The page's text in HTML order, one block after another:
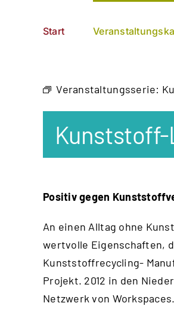
Start
Veranstaltungsserie:
Kunststoff-
Positiv gegen
An einen Alltag ohne
wertvolle Eigenschaften,
Kunststoffrecycling-
Projekt. 2012 in den
Netzwerk von